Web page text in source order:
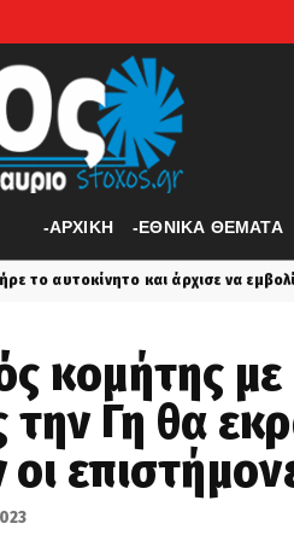
-APXIKH -ΕΘΝΙΚΑ ΘΕΜΑΤΑ
να εμβολίζει το ΙΧ ενός αλλοδαπού
κομήτης
την Γη θα